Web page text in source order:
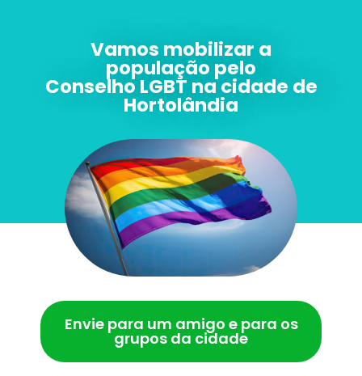
Vamos mobilizar a
população pelo
Conselho LGBT na cidade de
Hortolândia
Envie para um amigo e para os
grupos da cidade